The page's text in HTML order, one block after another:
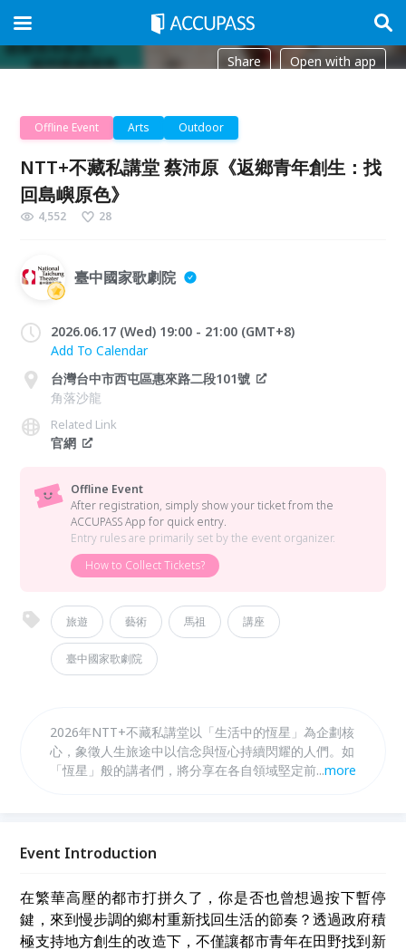
Share Open with app
Offline Event Arts Outdoor
NTT+不藏私講堂 蔡沛原《返鄉青年創生：找
回島嶼原色》
4,552 28
臺中國家歌劇院
2026.06.17 (Wed) 19:00 - 21:00 (GMT+8)
Add To Calendar
台灣台中市西屯區惠來路二段101號
角落沙龍
Related Link
官網
Offline Event
After registration, simply show your ticket from the
ACCUPASS App for quick entry.
Entry rules are primarily set by the event organizer.
How to Collect Tickets?
旅遊 藝術 馬祖 講座
臺中國家歌劇院
2026年NTT+不藏私講堂以「生活中的恆星」為企劃核
心，象徵人生旅途中以信念與恆心持續閃耀的人們。如
「恆星」般的講者們，將分享在各自領域堅定前行的故
相遇，為生命注入嶄新的能量與視野。
...more
Event Introduction
在繁華高壓的都市打拼久了，你是否也曾想過按下暫停
鍵，來到慢步調的鄉村重新找回生活的節奏？透過政府積
極支持地方創生的改造下，不僅讓都市青年在田野找到新